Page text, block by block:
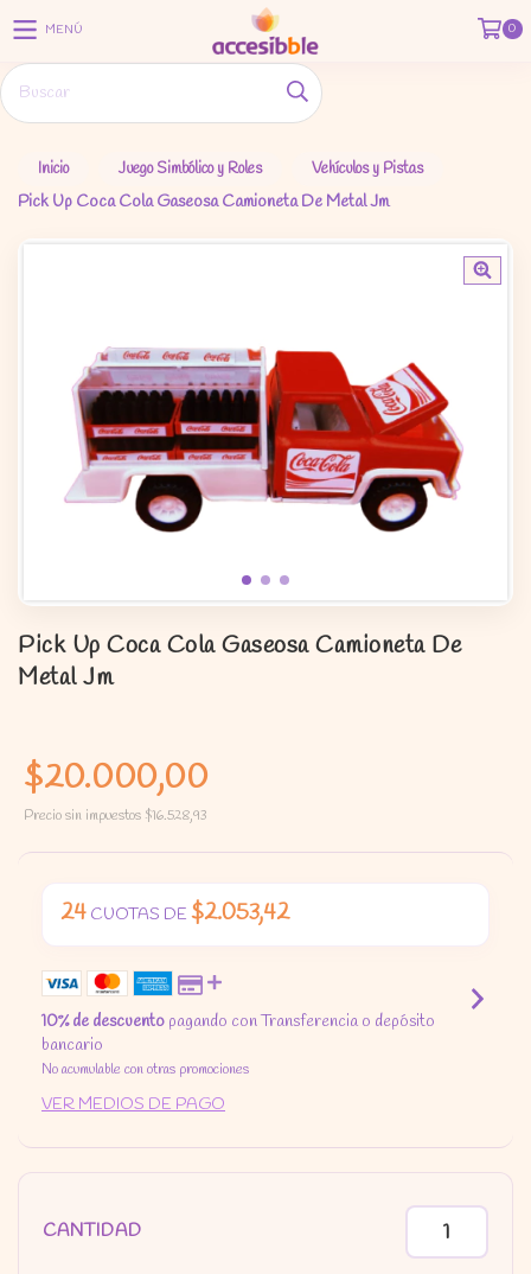
MENÚ 0
Inicio Juego Simbólico y Roles Vehículos y Pistas
Pick Up Coca Cola Gaseosa Camioneta De Metal Jm
Pick Up Coca Cola Gaseosa Camioneta De
Metal Jm
$20.000,00
Precio sin impuestos $16.528,93
24 CUOTAS DE $2.053,42
10% de descuento pagando con Transferencia o depósito
bancario
No acumulable con otras promociones
VER MEDIOS DE PAGO
CANTIDAD